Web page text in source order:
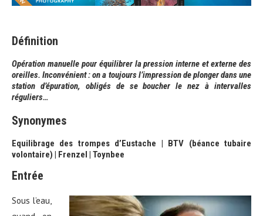
Définition
Opération manuelle pour équilibrer la pression interne et externe des
oreilles. Inconvénient : on a toujours l’impression de plonger dans une
station d’épuration, obligés de se boucher le nez à intervalles
réguliers…
Synonymes
Equilibrage des trompes d’Eustache | BTV (béance tubaire
volontaire) | Frenzel | Toynbee
Entrée
Sous l’eau,